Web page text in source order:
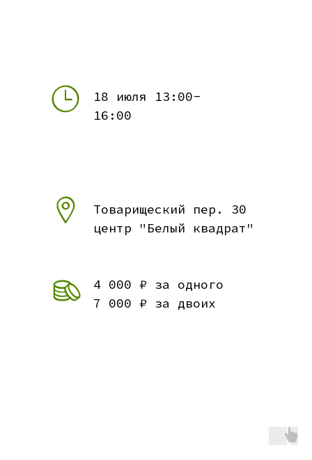
18 июля 13:00-
16:00
Товарищеский пер. 30
центр "Белый квадрат"
4 000 ₽ за одного
7 000 ₽ за двоих